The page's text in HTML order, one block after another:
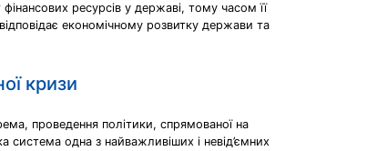
ресурсів у державі, тому часом її
економічному розвитку держави та
кризи
проведення політики, спрямованої на
одна з найважливіших і невід’ємних